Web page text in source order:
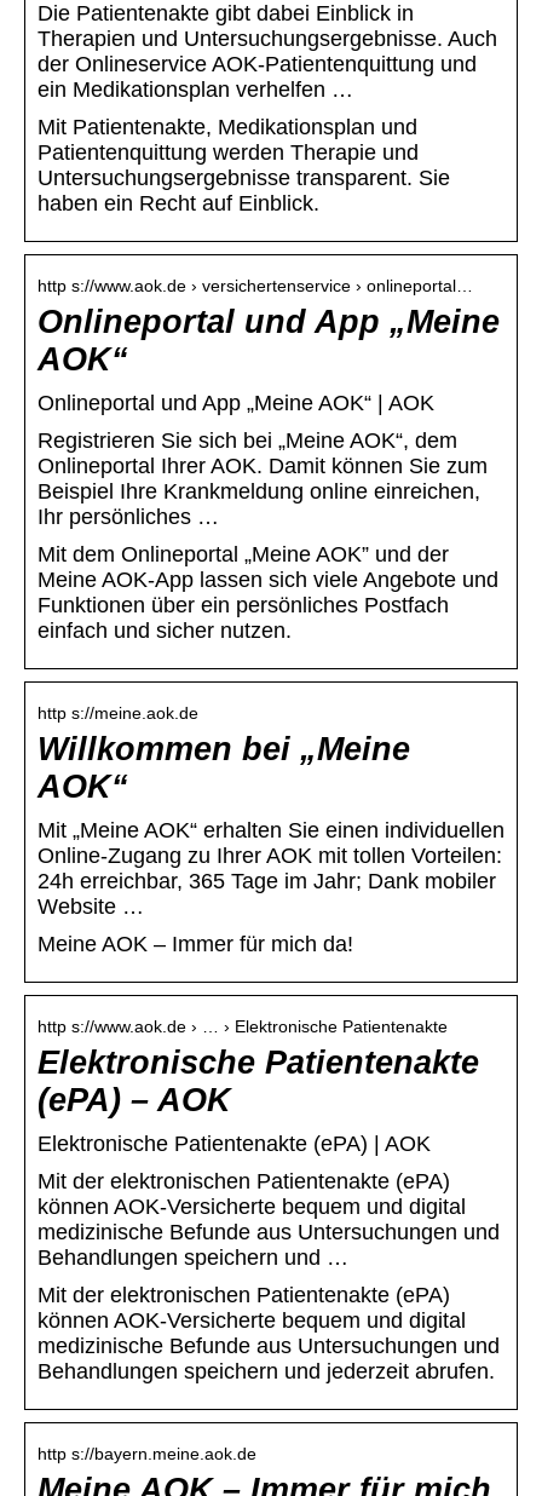
Die Patientenakte gibt dabei Einblick in
Therapien und Untersuchungsergebnisse. Auch
der Onlineservice AOK-Patientenquittung und
ein Medikationsplan verhelfen …
Mit Patientenakte, Medikationsplan und
Patientenquittung werden Therapie und
Untersuchungsergebnisse transparent. Sie
haben ein Recht auf Einblick.
http s://www.aok.de › versichertenservice › onlineportal…
Onlineportal und App „Meine
AOK“
Onlineportal und App „Meine AOK“ | AOK
Registrieren Sie sich bei „Meine AOK“, dem
Onlineportal Ihrer AOK. Damit können Sie zum
Beispiel Ihre Krankmeldung online einreichen,
Ihr persönliches …
Mit dem Onlineportal „Meine AOK” und der
Meine AOK-App lassen sich viele Angebote und
Funktionen über ein persönliches Postfach
einfach und sicher nutzen.
http s://meine.aok.de
Willkommen bei „Meine
AOK“
Mit „Meine AOK“ erhalten Sie einen individuellen
Online-Zugang zu Ihrer AOK mit tollen Vorteilen:
24h erreichbar, 365 Tage im Jahr; Dank mobiler
Website …
Meine AOK – Immer für mich da!
http s://www.aok.de › … › Elektronische Patientenakte
Elektronische Patientenakte
(ePA) – AOK
Elektronische Patientenakte (ePA) | AOK
Mit der elektronischen Patientenakte (ePA)
können AOK-Versicherte bequem und digital
medizinische Befunde aus Untersuchungen und
Behandlungen speichern und …
Mit der elektronischen Patientenakte (ePA)
können AOK-Versicherte bequem und digital
medizinische Befunde aus Untersuchungen und
Behandlungen speichern und jederzeit abrufen.
http s://bayern.meine.aok.de